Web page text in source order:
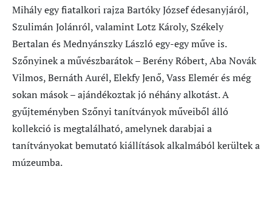
Mihály egy fiatalkori rajza Bartóky József édesanyjáról,
Szulimán Jolánról, valamint Lotz Károly, Székely
Bertalan és Mednyánszky László egy-egy műve is.
Szőnyinek a művészbarátok – Berény Róbert, Aba Novák
Vilmos, Bernáth Aurél, Elekfy Jenő, Vass Elemér és még
sokan mások – ajándékoztak jó néhány alkotást. A
gyűjteményben Szőnyi tanítványok műveiből álló
kollekció is megtalálható, amelynek darabjai a
tanítványokat bemutató kiállítások alkalmából kerültek a
múzeumba.